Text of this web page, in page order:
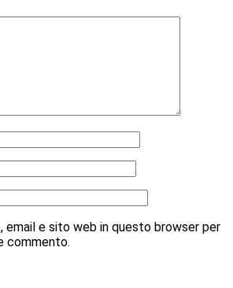
email e sito web in questo browser per
commento.